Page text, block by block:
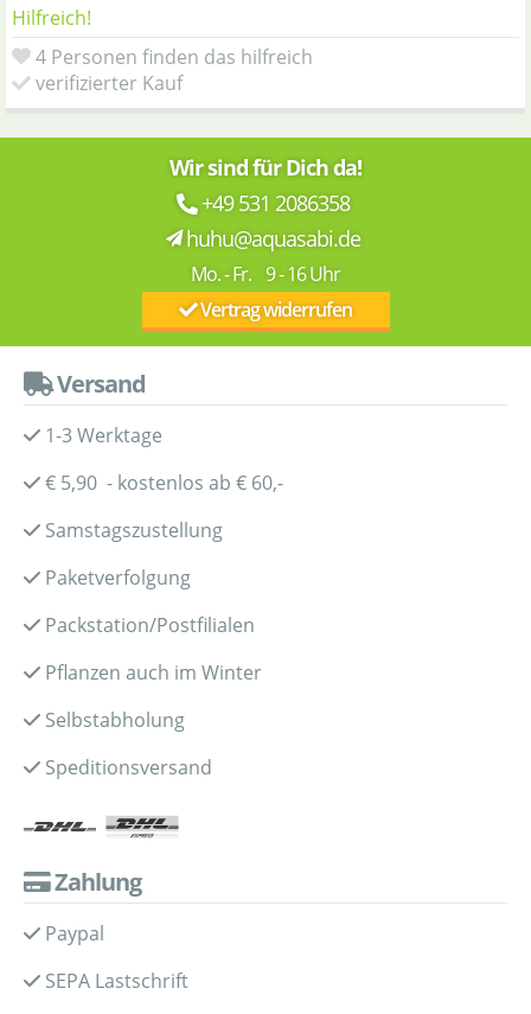
Hilfreich!
4 Personen finden das hilfreich
verifizierter Kauf
Wir sind für Dich da!
+49 531 2086358
huhu@aquasabi.de
Mo. - Fr. 9 - 16 Uhr
Vertrag widerrufen
Versand
1-3 Werktage
€ 5,90 - kostenlos ab € 60,-
Samstagszustellung
Paketverfolgung
Packstation/Postfilialen
Pflanzen auch im Winter
Selbstabholung
Speditionsversand
Zahlung
Paypal
SEPA Lastschrift